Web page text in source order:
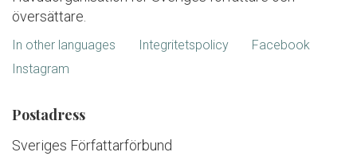
översättare.
In other languages Integritetspolicy
Facebook
Instagram
Postadress
Sveriges Författarförbund